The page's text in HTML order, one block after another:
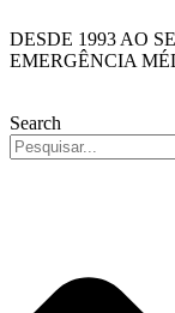
para
o
DESDE 1993 AO
EMERGÊNCIA
Search